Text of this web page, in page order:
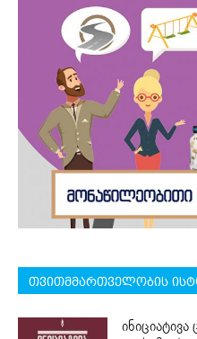
თვითმმართველობის